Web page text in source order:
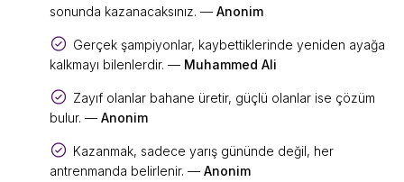
sonunda kazanacaksınız. — Anonim
Gerçek şampiyonlar, kaybettiklerinde yeniden ayağa
kalkmayı bilenlerdir. — Muhammed Ali
Zayıf olanlar bahane üretir, güçlü olanlar ise çözüm
bulur. — Anonim
Kazanmak, sadece yarış gününde değil, her
antrenmanda belirlenir. — Anonim